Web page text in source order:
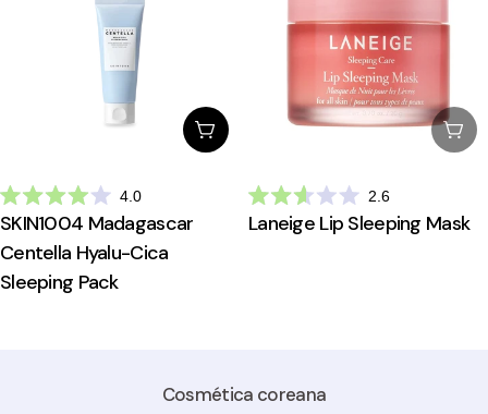
Escolhe Opções
Avaliado
com
4.0
de
5
estrelas
4.0
SKIN1004 Madagascar
Centella Hyalu-Cica
Sleeping Pack
Avaliado
com
2.6
Laneige Lip Sleeping Mask
Cosmética coreana